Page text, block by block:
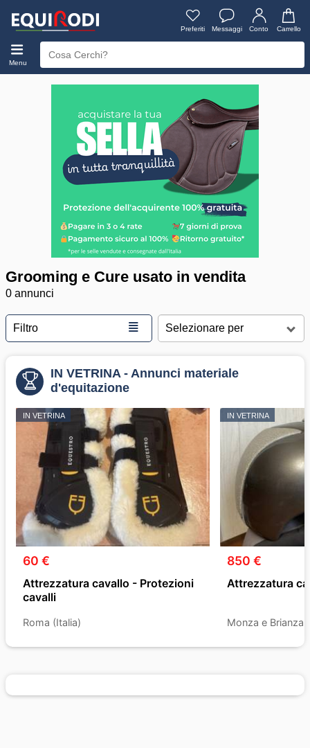
Preferiti Messaggi Conto Carrello
Menu
Grooming e Cure usato in vendita
0 annunci
Filtro ≣
IN VETRINA - Annunci materiale
d'equitazione
IN VETRINA
60 €
Attrezzatura cavallo - Protezioni
cavalli
Roma (Italia)
IN VETRINA
850 €
Attrezzatura
Monza e Brianza